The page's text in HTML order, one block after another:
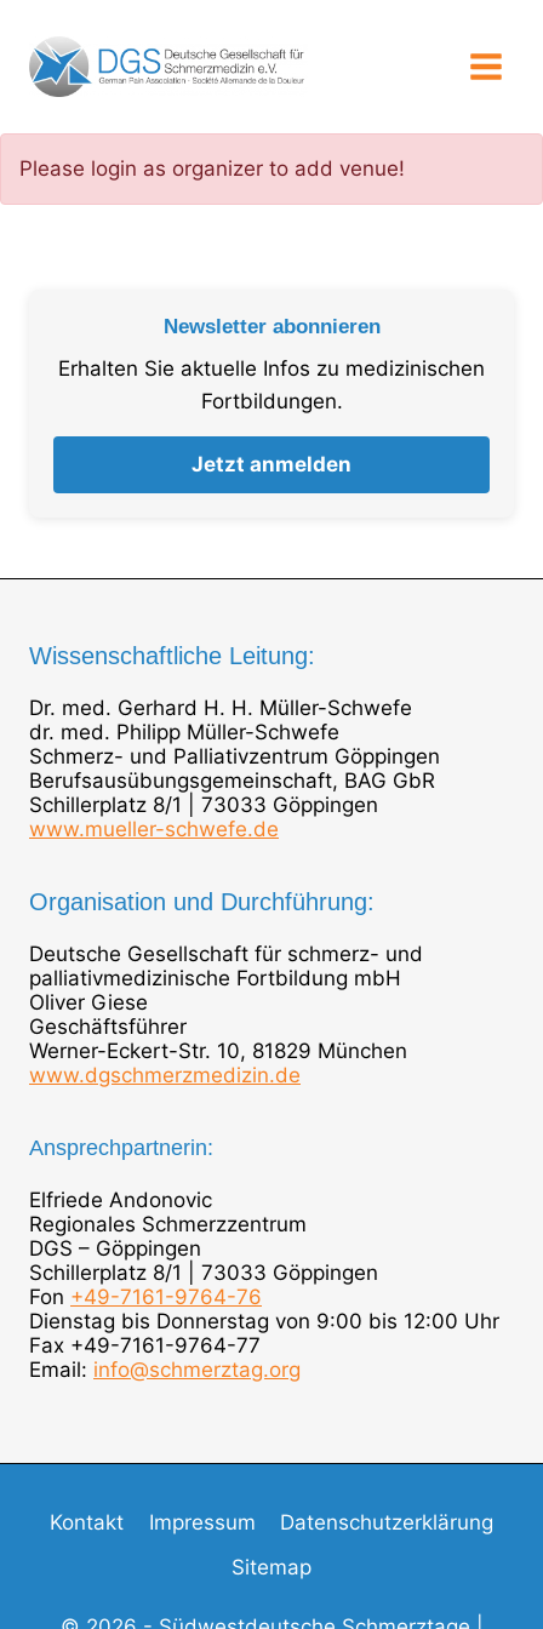
Inhalt
springen
Please login as organizer to add venue!
Newsletter abonnieren
Erhalten Sie aktuelle Infos zu medizinischen
Fortbildungen.
Jetzt anmelden
Wissenschaftliche Leitung:
Dr. med. Gerhard H. H. Müller-Schwefe
dr. med. Philipp Müller-Schwefe
Schmerz- und Palliativzentrum Göppingen
Berufsausübungsgemeinschaft, BAG GbR
Schillerplatz 8/1 | 73033 Göppingen
www.mueller-schwefe.de
Organisation und Durchführung:
Deutsche Gesellschaft für schmerz- und
palliativmedizinische Fortbildung mbH
Oliver Giese
Geschäftsführer
Werner-Eckert-Str. 10, 81829 München
www.dgschmerzmedizin.de
Ansprechpartnerin:
Elfriede Andonovic
Regionales Schmerzzentrum
DGS – Göppingen
Schillerplatz 8/1 | 73033 Göppingen
Fon +49-7161-9764-76
Dienstag bis Donnerstag von 9:00 bis 12:00 Uhr
Fax +49-7161-9764-77
Email: info@schmerztag.org
Kontakt Impressum
Datenschutzerklärung
Sitemap